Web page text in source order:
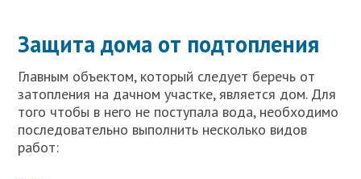
Защита дома от подтопления
Главным объектом, который следует беречь от
затопления на дачном участке, является дом. Для
того чтобы в него не поступала вода, необходимо
последовательно выполнить несколько видов
работ: